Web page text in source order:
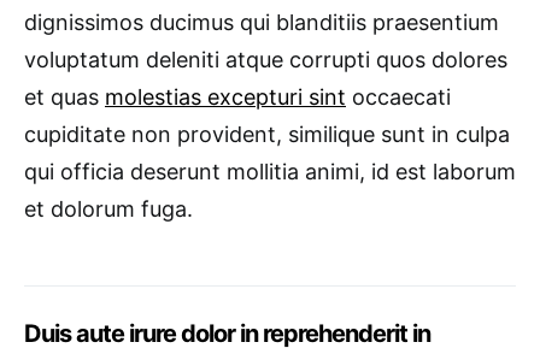
dignissimos ducimus qui blanditiis praesentium
voluptatum deleniti atque corrupti quos dolores
et quas molestias excepturi sint occaecati
cupiditate non provident, similique sunt in culpa
qui officia deserunt mollitia animi, id est laborum
et dolorum fuga.
Duis aute irure dolor in reprehenderit in